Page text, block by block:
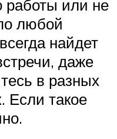
работы или не
любой
найдет
даже
в разных
Если такое